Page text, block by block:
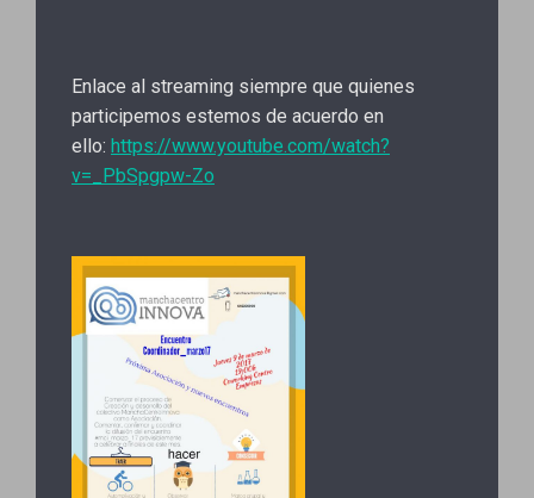
Enlace al streaming siempre que quienes
participemos estemos de acuerdo en
ello: https://www.youtube.com/watch?
v=_PbSpgpw-Zo